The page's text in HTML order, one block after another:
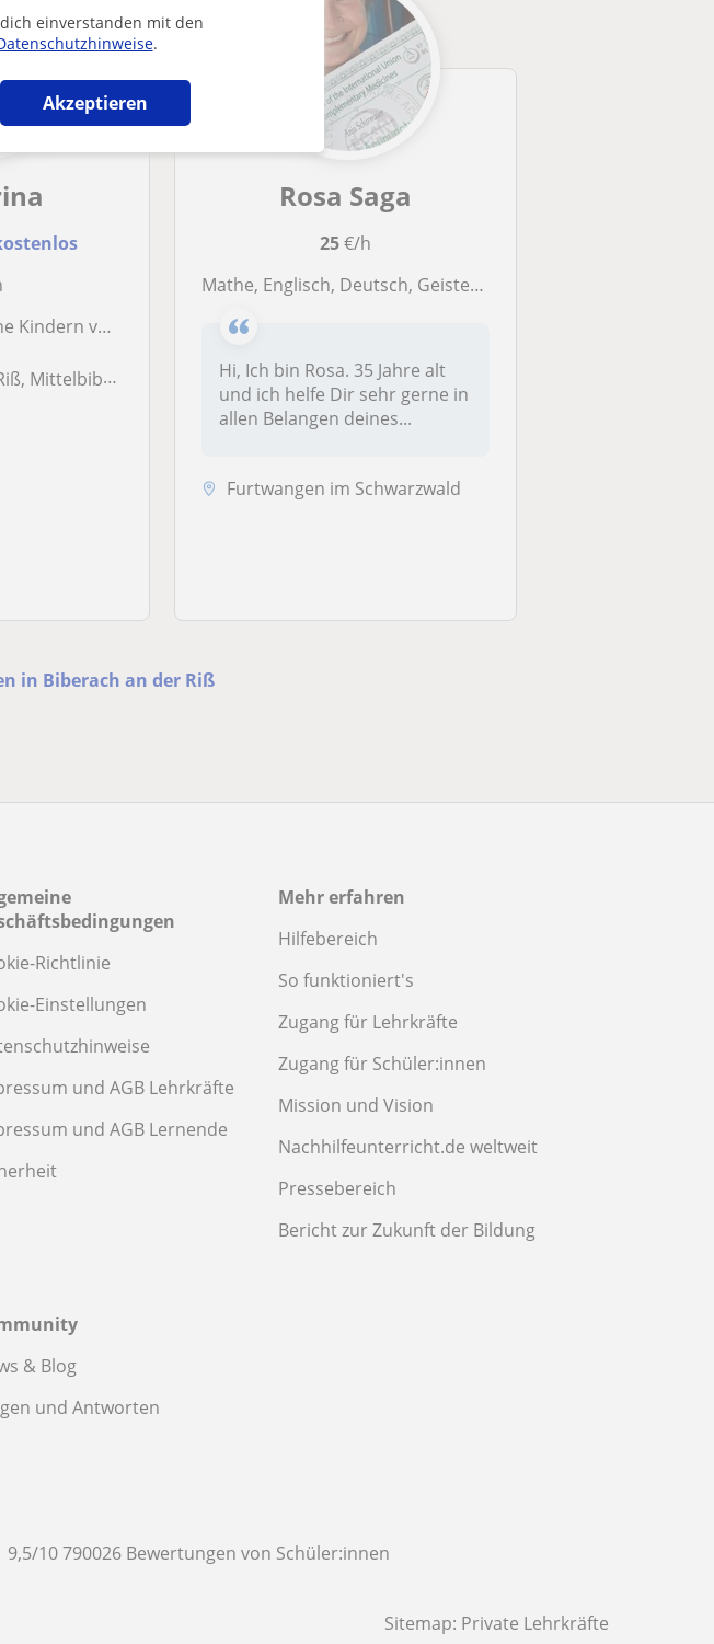
einverstanden mit den
.
Akzeptieren
1-3 Nachhilfe geben
Warthausen
Rosa Saga
25€/h
Mathe, Englisch, Deutsch, Geisteswissenschaften, Tarot und Yoga Coaching!
Hi, Ich bin Rosa. 35 Jahre alt
und ich helfe Dir sehr gerne in
allen Belangen deines...
Furtwangen im Schwarzwald
in Biberach an der Riß
Richtlinie
Einstellungen
und AGB Lehrkräfte
und AGB Lernende
Mehr erfahren
Hilfebereich
So funktioniert's
Zugang für Lehrkräfte
Zugang für Schüler:innen
Mission und Vision
Nachhilfeunterricht.de weltweit
Pressebereich
Bericht zur Zukunft der Bildung
& Blog
und Antworten
9,5/10790026 Bewertungen von Schüler:innen
Sitemap: Private Lehrkräfte